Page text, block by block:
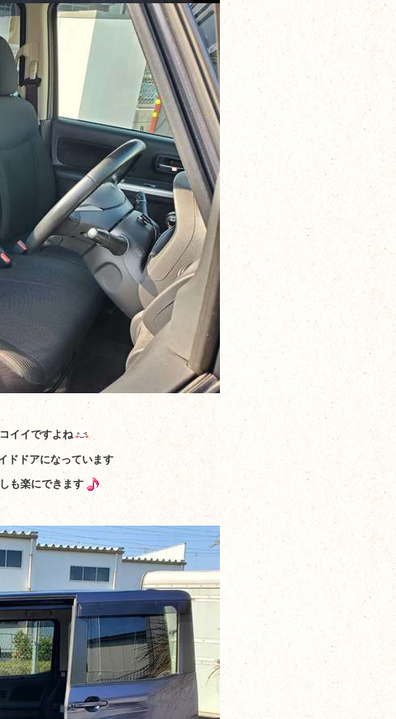
イイですよね
ドドアになっています
も楽にできます